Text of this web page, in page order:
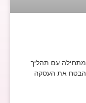
עם תהליך
את העסקה